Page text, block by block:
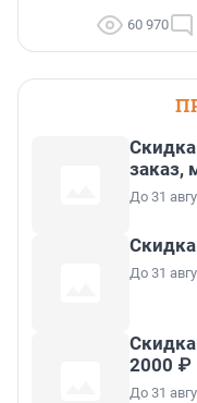
60 970
заказ,
До 31
До 31
2000 ₽
До 31